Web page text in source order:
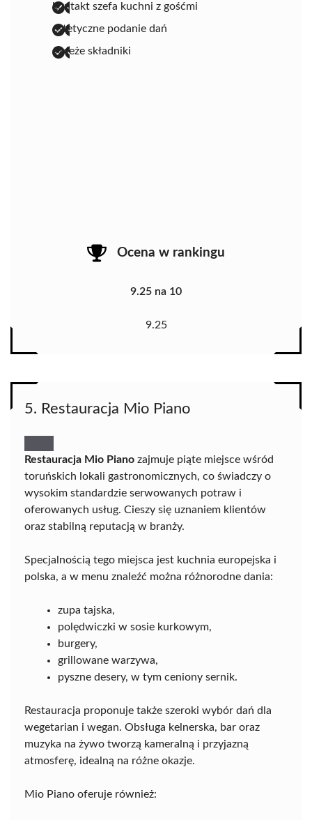
kontakt szefa kuchni z gośćmi
estetyczne podanie dań
świeże składniki
Ocena w rankingu
9.25 na 10
9.25
5. Restauracja Mio Piano
Restauracja Mio Piano zajmuje piąte miejsce wśród
toruńskich lokali gastronomicznych, co świadczy o
wysokim standardzie serwowanych potraw i
oferowanych usług. Cieszy się uznaniem klientów
oraz stabilną reputacją w branży.
Specjalnością tego miejsca jest kuchnia europejska i
polska, a w menu znaleźć można różnorodne dania:
zupa tajska,
polędwiczki w sosie kurkowym,
burgery,
grillowane warzywa,
pyszne desery, w tym ceniony sernik.
Restauracja proponuje także szeroki wybór dań dla
wegetarian i wegan. Obsługa kelnerska, bar oraz
muzyka na żywo tworzą kameralną i przyjazną
atmosferę, idealną na różne okazje.
Mio Piano oferuje również: